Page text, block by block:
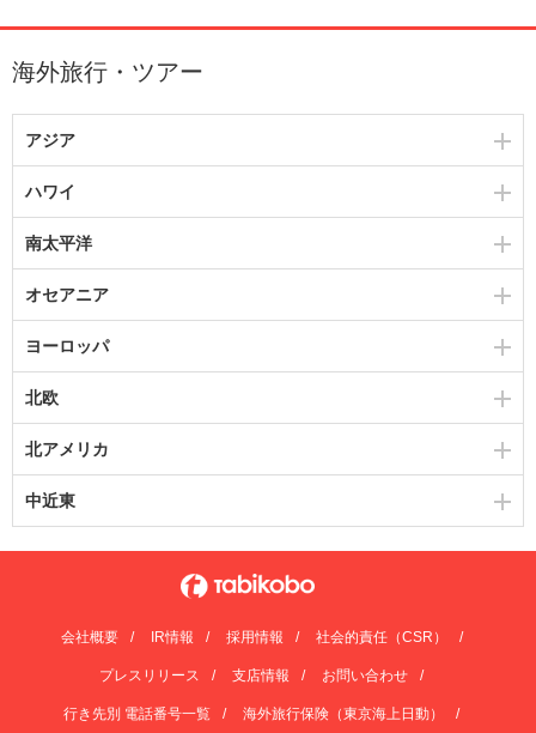
海外旅行・ツアー
アジア
ハワイ
南太平洋
オセアニア
ヨーロッパ
北欧
北アメリカ
中近東
会社概要 IR情報 採用情報 社会的責任（CSR）
プレスリリース 支店情報 お問い合わせ
行き先別 電話番号一覧 海外旅行保険（東京海上日動）